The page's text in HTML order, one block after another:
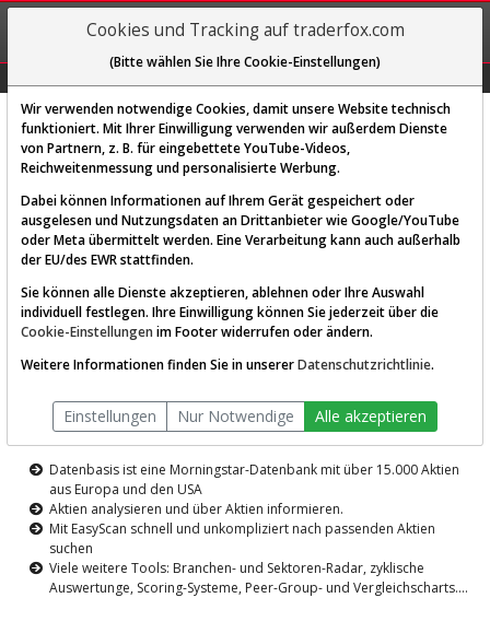
REGIS-
TRIEREN
Diese Funktion ist nur für
AKTIEN-TERMINAL
Die Aktienanalyse-Plattform von
TraderFox
Datenbasis ist eine Morningstar-Datenbank mit über 15.000 Aktien
aus Europa und den USA
Aktien analysieren und über Aktien informieren.
Mit EasyScan schnell und unkompliziert nach passenden Aktien
suchen
Viele weitere Tools: Branchen- und Sektoren-Radar, zyklische
Auswertunge, Scoring-Systeme, Peer-Group- und Vergleichscharts....
Cookies und Tracking auf traderfox.com
(Bitte wählen Sie Ihre Cookie-Einstellungen)
Wir verwenden notwendige Cookies, damit unsere Website technisch
funktioniert. Mit Ihrer Einwilligung verwenden wir außerdem Dienste
von Partnern, z. B. für eingebettete YouTube-Videos,
Reichweitenmessung und personalisierte Werbung.
Dabei können Informationen auf Ihrem Gerät gespeichert oder
ausgelesen und Nutzungsdaten an Drittanbieter wie Google/YouTube
oder Meta übermittelt werden. Eine Verarbeitung kann auch außerhalb
der EU/des EWR stattfinden.
Sie können alle Dienste akzeptieren, ablehnen oder Ihre Auswahl
individuell festlegen. Ihre Einwilligung können Sie jederzeit über die
Cookie-Einstellungen im Footer widerrufen oder ändern.
Weitere Informationen finden Sie in unsererDatenschutzrichtlinie.
Einstellungen Nur Notwendige Alle akzeptieren